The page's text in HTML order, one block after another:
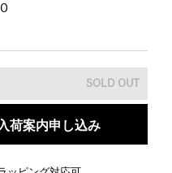
入荷案内申し込み